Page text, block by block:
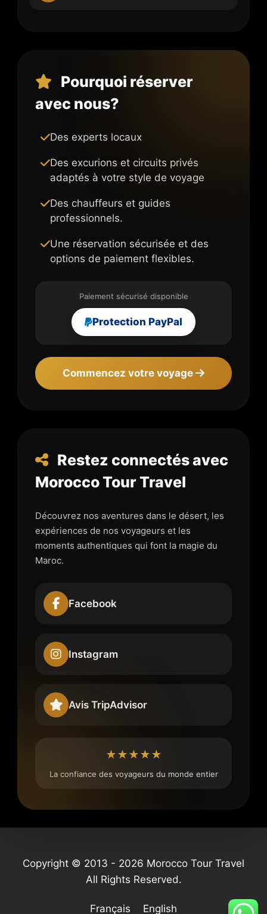
Pourquoi réserver
avec nous?
Des experts locaux
Des excurions et circuits privés
adaptés à votre style de voyage
Des chauffeurs et guides
professionnels.
Une réservation sécurisée et des
options de paiement flexibles.
Paiement sécurisé disponible
Protection PayPal
Commencez votre voyage
Restez connectés avec
Morocco Tour Travel
Découvrez nos aventures dans le désert, les
expériences de nos voyageurs et les
moments authentiques qui font la magie du
Maroc.
Facebook
Instagram
Avis TripAdvisor
★★★★★
La confiance des voyageurs du monde entier
Copyright © 2013 - 2026 Morocco Tour Travel
All Rights Reserved.
Français English